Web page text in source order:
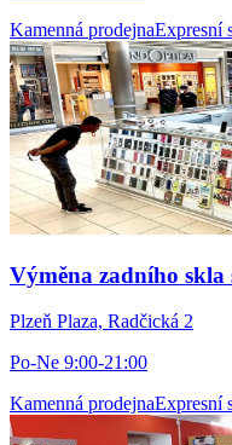
Kamenná prodejnaExpresní
Výměna zadního skla
Plzeň Plaza, Radčická 2
Po-Ne 9:00-21:00
Kamenná prodejnaExpresní